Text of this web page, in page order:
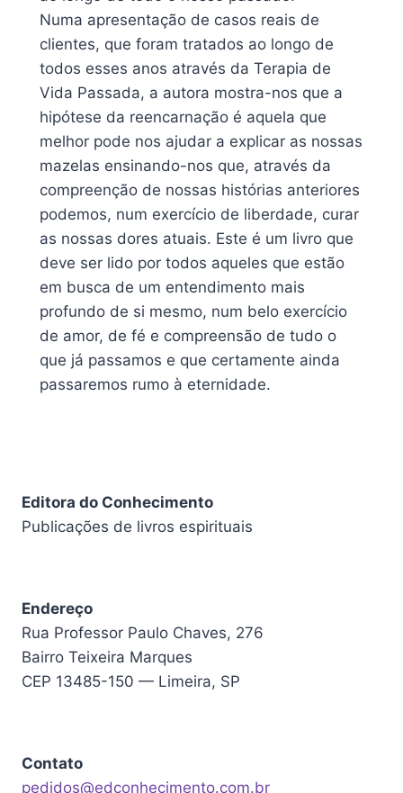
Numa apresentação de casos reais de
clientes, que foram tratados ao longo de
todos esses anos através da Terapia de
Vida Passada, a autora mostra-nos que a
hipótese da reencarnação é aquela que
melhor pode nos ajudar a explicar as nossas
mazelas ensinando-nos que, através da
compreenção de nossas histórias anteriores
podemos, num exercício de liberdade, curar
as nossas dores atuais. Este é um livro que
deve ser lido por todos aqueles que estão
em busca de um entendimento mais
profundo de si mesmo, num belo exercício
de amor, de fé e compreensão de tudo o
que já passamos e que certamente ainda
passaremos rumo à eternidade.
Editora do Conhecimento
Publicações de livros espirituais
Endereço
Rua Professor Paulo Chaves, 276
Bairro Teixeira Marques
CEP 13485-150 — Limeira, SP
Contato
pedidos@edconhecimento.com.br